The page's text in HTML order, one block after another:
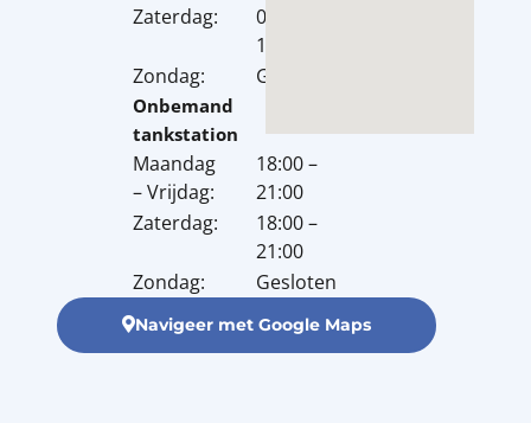
Zaterdag:
08:00 –
18:00
Zondag:
Gesloten
Onbemand
tankstation
Maandag
– Vrijdag:
18:00 –
21:00
Zaterdag:
18:00 –
21:00
Zondag:
Gesloten
Navigeer met Google Maps